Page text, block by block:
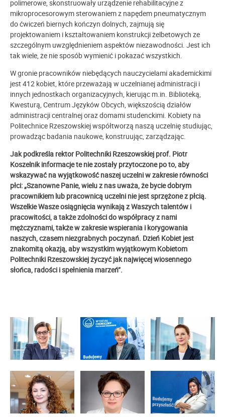
polimerowe, skonstruowały urządzenie rehabilitacyjne z
mikroprocesorowym sterowaniem z napędem pneumatycznym
do ćwiczeń biernych kończyn dolnych, zajmują się
projektowaniem i kształtowaniem konstrukcji żelbetowych ze
szczególnym uwzględnieniem aspektów niezawodności. Jest ich
tak wiele, że nie sposób wymienić i pokazać wszystkich.
W gronie pracowników niebędących nauczycielami akademickimi
jest 412 kobiet, które przeważają w uczelnianej administracji i
innych jednostkach organizacyjnych, kierując m.in. Biblioteką,
Kwesturą, Centrum Języków Obcych, większością działów
administracji centralnej oraz domami studenckimi. Kobiety na
Politechnice Rzeszowskiej współtworzą naszą uczelnię studiując,
prowadząc badania naukowe, konstruując, zarządzając.
Jak podkreśla rektor Politechniki Rzeszowskiej prof. Piotr
Koszelnik informacje te nie zostały przytoczone po to, aby
wskazywać na wyjątkowość naszej uczelni w zakresie równości
płci: „Szanowne Panie, wielu z nas uważa, że bycie dobrym
pracownikiem lub pracownicą uczelni nie jest sprzężone z płcią.
Wszelkie Wasze osiągnięcia wynikają z Waszych talentów i
pracowitości, a także zdolności do współpracy z nami
mężczyznami, także w zakresie wspierania i korygowania
naszych, czasem niezgrabnych poczynań. Dzień Kobiet jest
znakomitą okazją, aby wszystkim wyjątkowym Kobietom
Politechniki Rzeszowskiej życzyć jak najwięcej wiosennego
słońca, radości i spełnienia marzeń”.